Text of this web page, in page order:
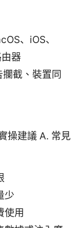
、iOS、
器
截、裝置同
操建議 A. 常見
少
使用